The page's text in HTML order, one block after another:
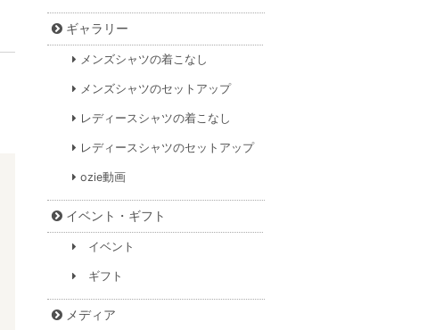
ギャラリー
メンズシャツの着こなし
メンズシャツのセットアップ
レディースシャツの着こなし
レディースシャツのセットアップ
ozie動画
イベント・ギフト
イベント
ギフト
メディア